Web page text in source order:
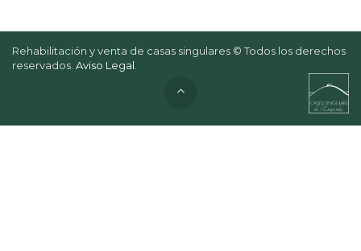
Rehabilitación y venta de casas singulares © Todos los derechos
reservados. Aviso Legal